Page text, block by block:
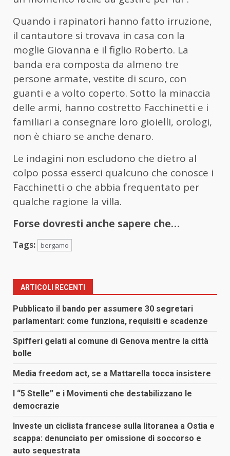
Quando i rapinatori hanno fatto irruzione,
il cantautore si trovava in casa con la
moglie Giovanna e il figlio Roberto. La
banda era composta da almeno tre
persone armate, vestite di scuro, con
guanti e a volto coperto. Sotto la minaccia
delle armi, hanno costretto Facchinetti e i
familiari a consegnare loro gioielli, orologi,
non è chiaro se anche denaro.
Le indagini non escludono che dietro al
colpo possa esserci qualcuno che conosce i
Facchinetti o che abbia frequentato per
qualche ragione la villa.
Forse dovresti anche sapere che…
Tags: bergamo
ARTICOLI RECENTI
Pubblicato il bando per assumere 30 segretari
parlamentari: come funziona, requisiti e scadenze
Spifferi gelati al comune di Genova mentre la città
bolle
Media freedom act, se a Mattarella tocca insistere
I “5 Stelle” e i Movimenti che destabilizzano le
democrazie
Investe un ciclista francese sulla litoranea a Ostia e
scappa: denunciato per omissione di soccorso e
auto sequestrata